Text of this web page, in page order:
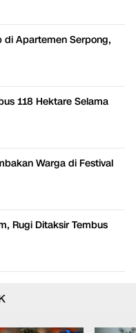
di Apartemen Serpong,
118 Hektare Selama
Warga di Festival
Rugi Ditaksir Tembus